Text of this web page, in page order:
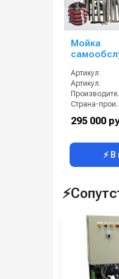
Мойка
Артикул:
Артикул:
Гарантия:
295 000
⚡